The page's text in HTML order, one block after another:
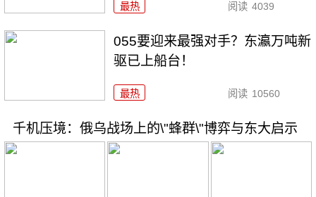
最热 阅读 4039
055要迎来最强对手？东瀛万吨新
驱已上船台！
最热 阅读 10560
千机压境：俄乌战场上的\"蜂群\"博弈与东大启示